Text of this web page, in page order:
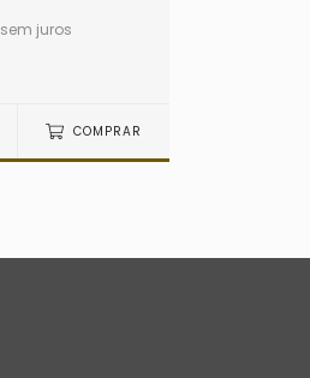
sem juros
COMPRAR